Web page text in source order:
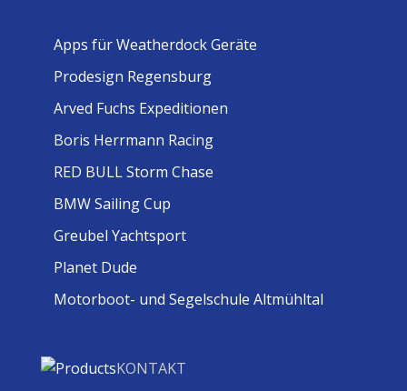
Apps für Weatherdock Geräte
Prodesign Regensburg
Arved Fuchs Expeditionen
Boris Herrmann Racing
RED BULL Storm Chase
BMW Sailing Cup
Greubel Yachtsport
Planet Dude
Motorboot- und Segelschule Altmühltal
KONTAKT